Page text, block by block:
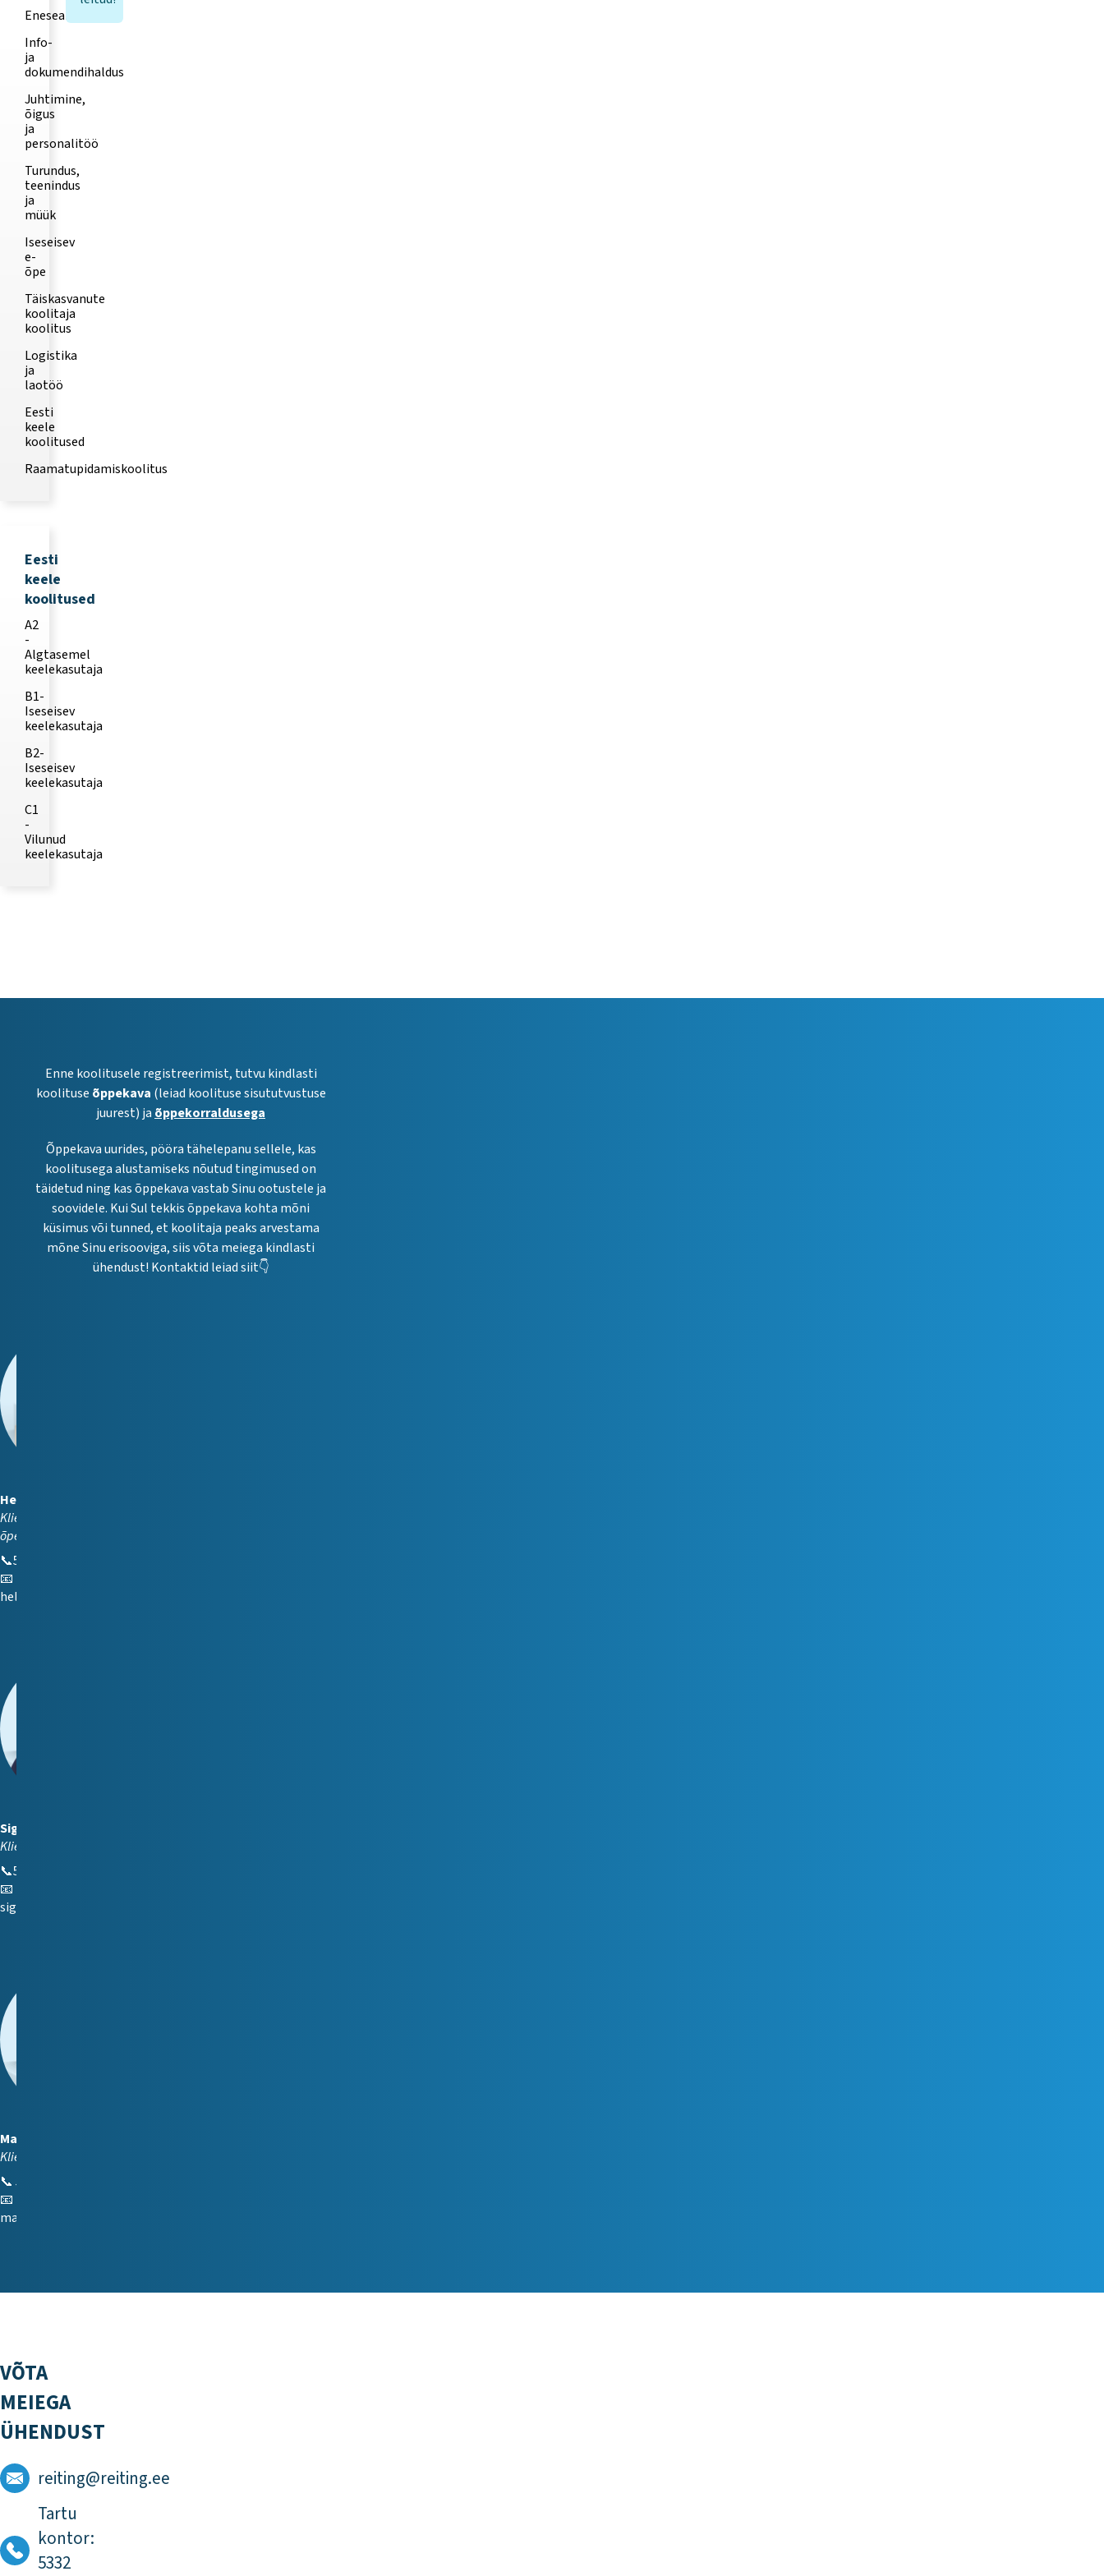
Eneseareng
Info-
ja
dokumendihaldus
Juhtimine,
õigus
ja
personalitöö
Turundus,
teenindus
ja
müük
Iseseisev
e-
õpe
Täiskasvanute
koolitaja
koolitus
Logistika
ja
laotöö
Eesti
keele
koolitused
Raamatupidamiskoolitus
Eesti
keele
koolitused
A2
-
Algtasemel
keelekasutaja
B1-
Iseseisev
keelekasutaja
B2-
Iseseisev
keelekasutaja
C1
-
Vilunud
keelekasutaja
Enne koolitusele registreerimist, tutvu kindlasti
koolituse õppekava (leiad koolituse sisututvustuse
juurest) ja õppekorraldusega
Õppekava uurides, pööra tähelepanu sellele, kas
koolitusega alustamiseks nõutud tingimused on
täidetud ning kas õppekava vastab Sinu ootustele ja
soovidele. Kui Sul tekkis õppekava kohta mõni
küsimus või tunned, et koolitaja peaks arvestama
mõne Sinu erisooviga, siis võta meiega kindlasti
ühendust! Kontaktid leiad siit👇
Hellika Rohtmets
Kliendihaldur (Tartu ja e-
õpe)
📞5332 6481
📧
hellika.rohtmets@reiting.ee
Sigrid Silbaum
Kliendihaldur (Tallinn)
📞5340 4279
📧
sigrid.silbaum@reiting.ee
Maria Korabljova
Kliendihaldur (vene keeles)
📞 5249 472
📧
maria.korabljova@reiting.ee
VÕTA
MEIEGA
ÜHENDUST
reiting@reiting.ee
Tartu
kontor:
5332